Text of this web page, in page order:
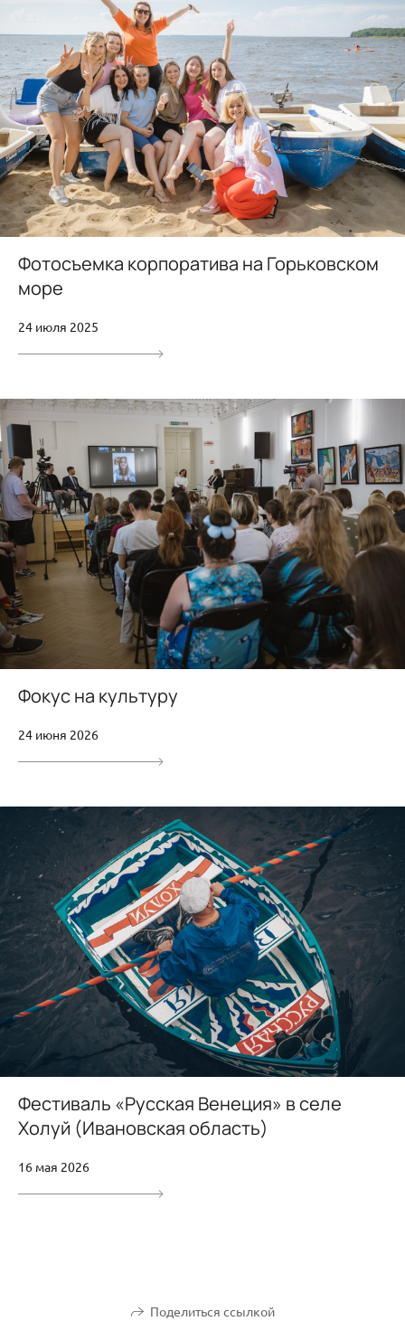
Фотосъемка корпоратива на Горьковском
море
24 июля 2025
Фокус на культуру
24 июня 2026
Фестиваль «Русская Венеция» в селе
Холуй (Ивановская область)
16 мая 2026
Поделиться ссылкой